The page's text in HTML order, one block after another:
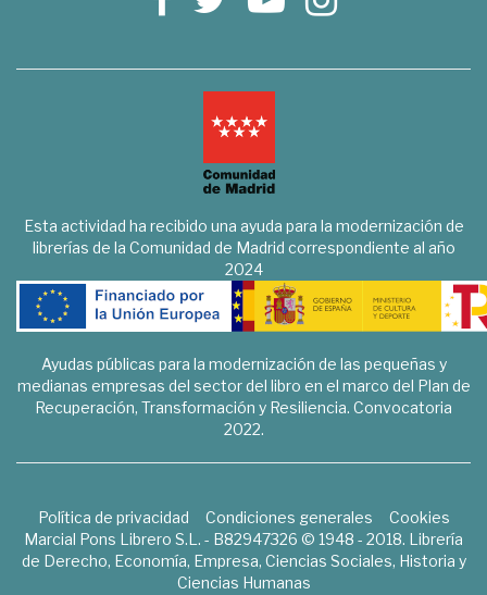
Esta actividad ha recibido una ayuda para la modernización de
librerías de la Comunidad de Madrid correspondiente al año
2024
Ayudas públicas para la modernización de las pequeñas y
medianas empresas del sector del libro en el marco del Plan de
Recuperación, Transformación y Resiliencia. Convocatoria
2022.
Política de privacidad Condiciones generales
Cookies
Marcial Pons Librero S.L. - B82947326 © 1948 - 2018. Librería
de Derecho, Economía, Empresa, Ciencias Sociales, Historia y
Ciencias Humanas